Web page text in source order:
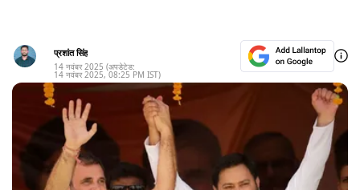
प्रशांत सिंह
14 नवंबर 2025 (अपडेटेड:
14 नवंबर 2025, 08:25 PM IST)